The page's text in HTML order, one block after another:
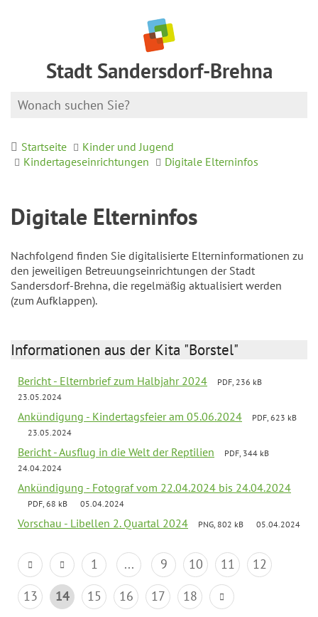
Stadt Sandersdorf-Brehna
Startseite
Kinder und Jugend
Kindertageseinrichtungen
Digitale Elterninfos
Digitale Elterninfos
Nachfolgend finden Sie digitalisierte Elterninformationen zu
den jeweiligen Betreuungseinrichtungen der Stadt
Sandersdorf-Brehna, die regelmäßig aktualisiert werden
(zum Aufklappen).
Informationen aus der Kita "Borstel"
Bericht - Elternbrief zum Halbjahr 2024
PDF, 236 kB
23.05.2024
Ankündigung - Kindertagsfeier am 05.06.2024
PDF, 623 kB
23.05.2024
Bericht - Ausflug in die Welt der Reptilien
PDF, 344 kB
24.04.2024
Ankündigung - Fotograf vom 22.04.2024 bis 24.04.2024
PDF, 68 kB 05.04.2024
Vorschau - Libellen 2. Quartal 2024 PNG, 802 kB 05.04.2024
1 ... 9 10 11
12
13
14 15 16 17 18